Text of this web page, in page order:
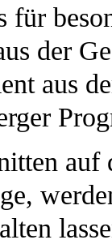
für
der
aus
auf